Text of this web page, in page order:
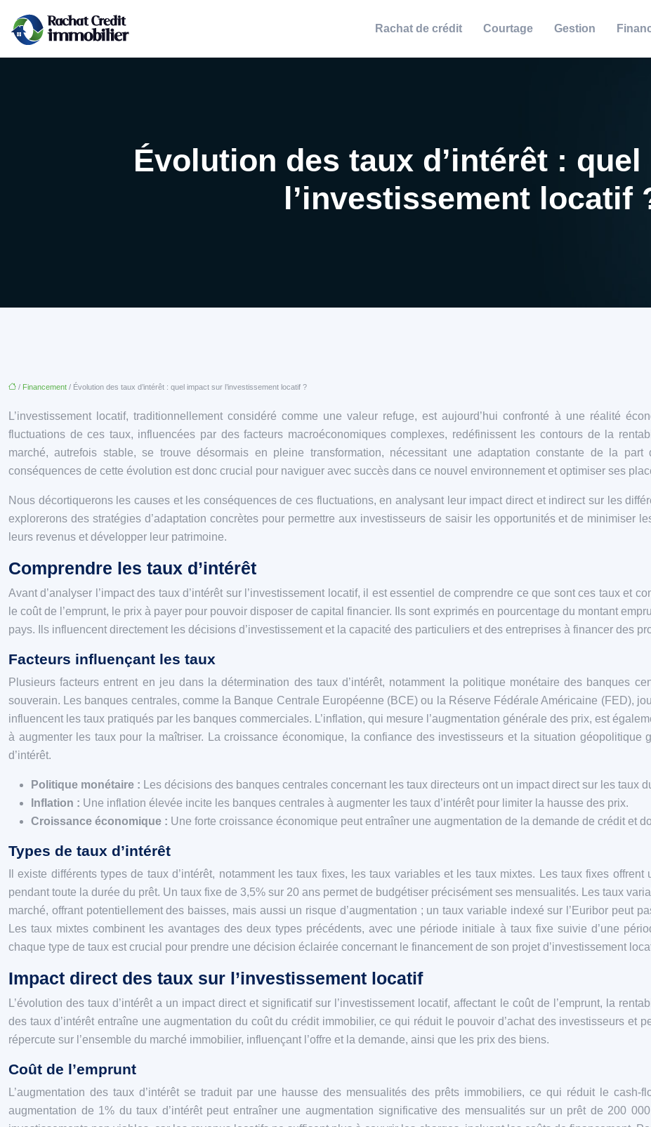
Rachat de crédit Courtage Gestion
Évolution des taux d’intérêt :
l’investissement locatif
/ Financement / Évolution des taux d’intérêt : quel impact sur l’investissement locatif ?
L’investissement locatif, traditionnellement considéré comme une valeur refuge, est aujourd’hui confronté à une réalité
fluctuations de ces taux, influencées par des facteurs macroéconomiques complexes, redéfinissent les contours de la
marché, autrefois stable, se trouve désormais en pleine transformation, nécessitant une adaptation constante de la
conséquences de cette évolution est donc crucial pour naviguer avec succès dans ce nouvel environnement et optimiser ses
Nous décortiquerons les causes et les conséquences de ces fluctuations, en analysant leur impact direct et indirect sur les
explorerons des stratégies d’adaptation concrètes pour permettre aux investisseurs de saisir les opportunités et de minimiser
leurs revenus et développer leur patrimoine.
Comprendre les taux d’intérêt
Avant d’analyser l’impact des taux d’intérêt sur l’investissement locatif, il est essentiel de comprendre ce que sont ces taux et
le coût de l’emprunt, le prix à payer pour pouvoir disposer de capital financier. Ils sont exprimés en pourcentage du montant
pays. Ils influencent directement les décisions d’investissement et la capacité des particuliers et des entreprises à financer des
Facteurs influençant les taux
Plusieurs facteurs entrent en jeu dans la détermination des taux d’intérêt, notamment la politique monétaire des banques
souverain. Les banques centrales, comme la Banque Centrale Européenne (BCE) ou la Réserve Fédérale Américaine (FED),
influencent les taux pratiqués par les banques commerciales. L’inflation, qui mesure l’augmentation générale des prix, est
à augmenter les taux pour la maîtriser. La croissance économique, la confiance des investisseurs et la situation
d’intérêt.
Politique monétaire :
Les décisions des banques centrales concernant les taux directeurs ont un impact direct sur les taux
Inflation : Une inflation élevée incite les banques centrales à augmenter les taux d’intérêt pour limiter la hausse des prix.
Croissance économique : Une forte croissance économique peut entraîner une augmentation de la demande de crédit et
Types de taux d’intérêt
Il existe différents types de taux d’intérêt, notamment les taux fixes, les taux variables et les taux mixtes. Les taux fixes
pendant toute la durée du prêt. Un taux fixe de 3,5% sur 20 ans permet de budgétiser précisément ses mensualités. Les taux
marché, offrant potentiellement des baisses, mais aussi un risque d’augmentation ; un taux variable indexé sur l’Euribor peut
Les taux mixtes combinent les avantages des deux types précédents, avec une période initiale à taux fixe suivie d’une
chaque type de taux est crucial pour prendre une décision éclairée concernant le financement de son projet d’investissement
Impact direct des taux sur l’investissement locatif
L’évolution des taux d’intérêt a un impact direct et significatif sur l’investissement locatif, affectant le coût de l’emprunt, la
des taux d’intérêt entraîne une augmentation du coût du crédit immobilier, ce qui réduit le pouvoir d’achat des investisseurs et
répercute sur l’ensemble du marché immobilier, influençant l’offre et la demande, ainsi que les prix des biens.
Coût de l’emprunt
L’augmentation des taux d’intérêt se traduit par une hausse des mensualités des prêts immobiliers, ce qui réduit le
augmentation de 1% du taux d’intérêt peut entraîner une augmentation significative des mensualités sur un prêt de 200